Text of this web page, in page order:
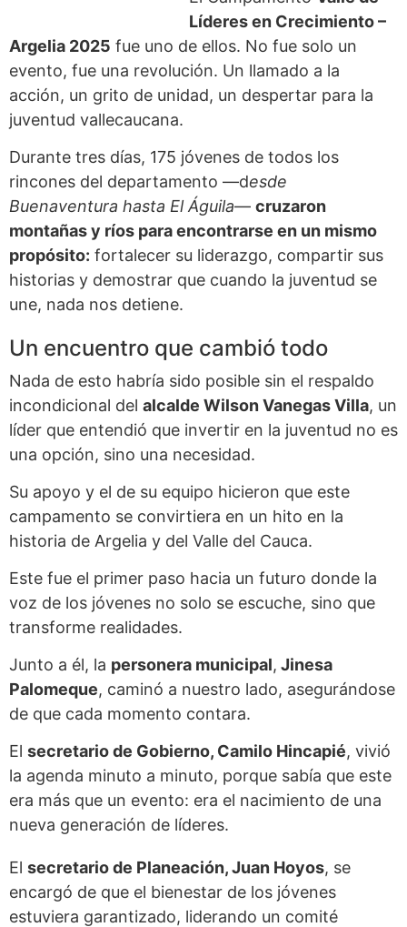
Líderes en Crecimiento –
Argelia 2025 fue uno de ellos. No fue solo un
evento, fue una revolución. Un llamado a la
acción, un grito de unidad, un despertar para la
juventud vallecaucana.
Durante tres días, 175 jóvenes de todos los
rincones del departamento —desde
Buenaventura hasta El Águila— cruzaron
montañas y ríos para encontrarse en un mismo
propósito: fortalecer su liderazgo, compartir sus
historias y demostrar que cuando la juventud se
une, nada nos detiene.
Un encuentro que cambió todo
Nada de esto habría sido posible sin el respaldo
incondicional del alcalde Wilson Vanegas Villa, un
líder que entendió que invertir en la juventud no es
una opción, sino una necesidad.
Su apoyo y el de su equipo hicieron que este
campamento se convirtiera en un hito en la
historia de Argelia y del Valle del Cauca.
Este fue el primer paso hacia un futuro donde la
voz de los jóvenes no solo se escuche, sino que
transforme realidades.
Junto a él, la personera municipal, Jinesa
Palomeque, caminó a nuestro lado, asegurándose
de que cada momento contara.
El secretario de Gobierno, Camilo Hincapié, vivió
la agenda minuto a minuto, porque sabía que este
era más que un evento: era el nacimiento de una
nueva generación de líderes.
El secretario de Planeación, Juan Hoyos, se
encargó de que el bienestar de los jóvenes
estuviera garantizado, liderando un comité